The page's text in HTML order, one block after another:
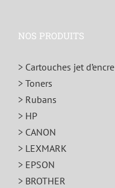
NOS PRODUITS
> Cartouches jet d’encre
> Toners
> Rubans
> HP
> CANON
> LEXMARK
> EPSON
> BROTHER